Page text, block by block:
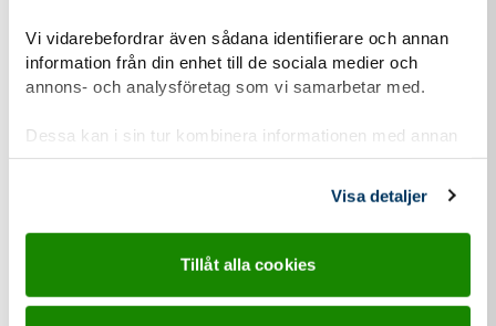
Vi vidarebefordrar även sådana identifierare och annan
information från din enhet till de sociala medier och
annons- och analysföretag som vi samarbetar med.
Dessa kan i sin tur kombinera informationen med annan
information som du har tillhandahållit eller som de har
Visa detaljer
Tillåt alla cookies
Presskontakt
Liknandepressmeddelanden